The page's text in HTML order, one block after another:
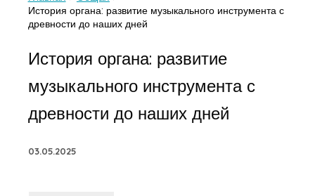
История органа: развитие музыкального инструмента с
древности до наших дней
История органа: развитие
музыкального инструмента с
древности до наших дней
03.05.2025